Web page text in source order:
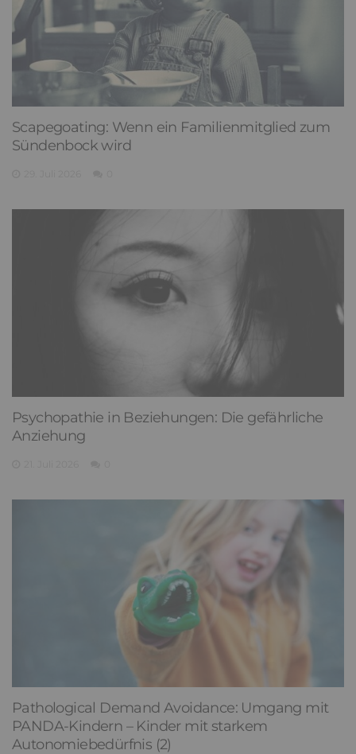
Scapegoating: Wenn ein Familienmitglied zum
Sündenbock wird
Psychopathie in Beziehungen: Die gefährliche
Anziehung
Pathological Demand Avoidance: Umgang mit
PANDA-Kindern – Kinder mit starkem
Autonomiebedürfnis (2)